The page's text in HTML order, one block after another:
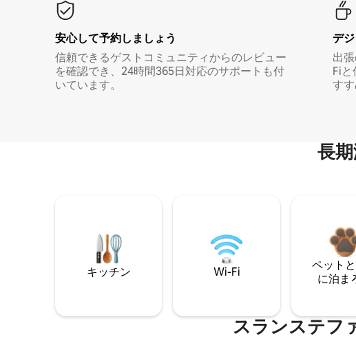
安心して予約しましょう
信頼できるゲストコミュニティからのレビュー
を確認でき、24時間365日対応のサポートも付
いています。
デ
出
Fi
すす
長
キッチン Wi-Fi
ペット
に泊ま
スランステフ